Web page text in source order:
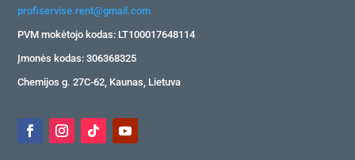
profiservise.rent@gmail.com
PVM mokėtojo kodas: LT100017648114
Įmonės kodas: 306368325
Chemijos g. 27C-62, Kaunas, Lietuva